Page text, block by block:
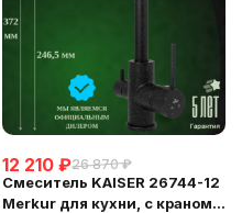
12 210 ₽26 870 ₽
Смеситель KAISER 26744-12
Merkur для кухни, с краном